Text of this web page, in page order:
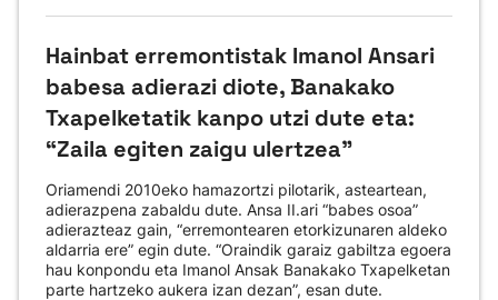
Hainbat erremontistak Imanol Ansari
babesa adierazi diote, Banakako
Txapelketatik kanpo utzi dute eta:
“Zaila egiten zaigu ulertzea”
Oriamendi 2010eko hamazortzi pilotarik, asteartean,
adierazpena zabaldu dute. Ansa II.ari “babes osoa”
adierazteaz gain, “erremontearen etorkizunaren aldeko
aldarria ere” egin dute. “Oraindik garaiz gabiltza egoera
hau konpondu eta Imanol Ansak Banakako Txapelketan
parte hartzeko aukera izan dezan”, esan dute.